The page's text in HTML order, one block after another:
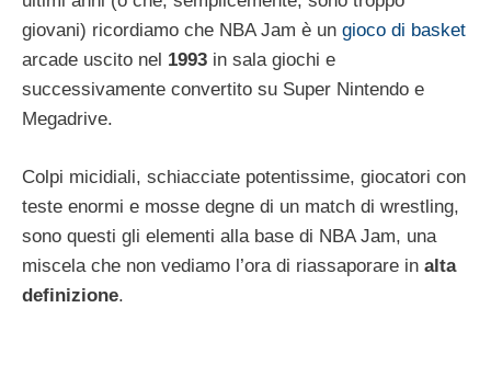
giovani) ricordiamo che NBA Jam è un gioco di basket
arcade uscito nel 1993 in sala giochi e
successivamente convertito su Super Nintendo e
Megadrive.
Colpi micidiali, schiacciate potentissime, giocatori con
teste enormi e mosse degne di un match di wrestling,
sono questi gli elementi alla base di NBA Jam, una
miscela che non vediamo l’ora di riassaporare in alta
definizione.